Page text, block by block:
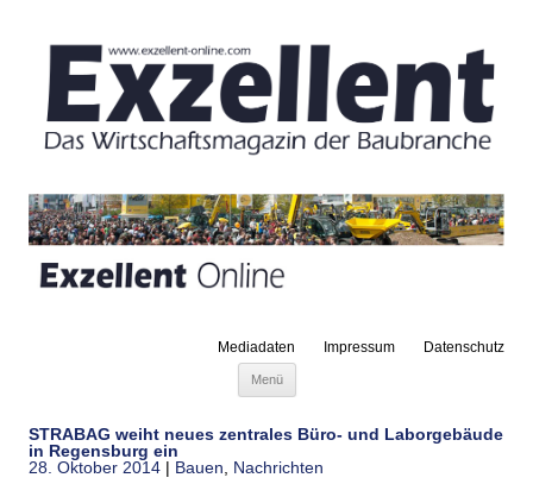
Mediadaten Impressum Datenschutz
Menü
STRABAG weiht neues zentrales Büro- und Laborgebäude
in Regensburg ein
28. Oktober 2014 | Bauen Nachrichten